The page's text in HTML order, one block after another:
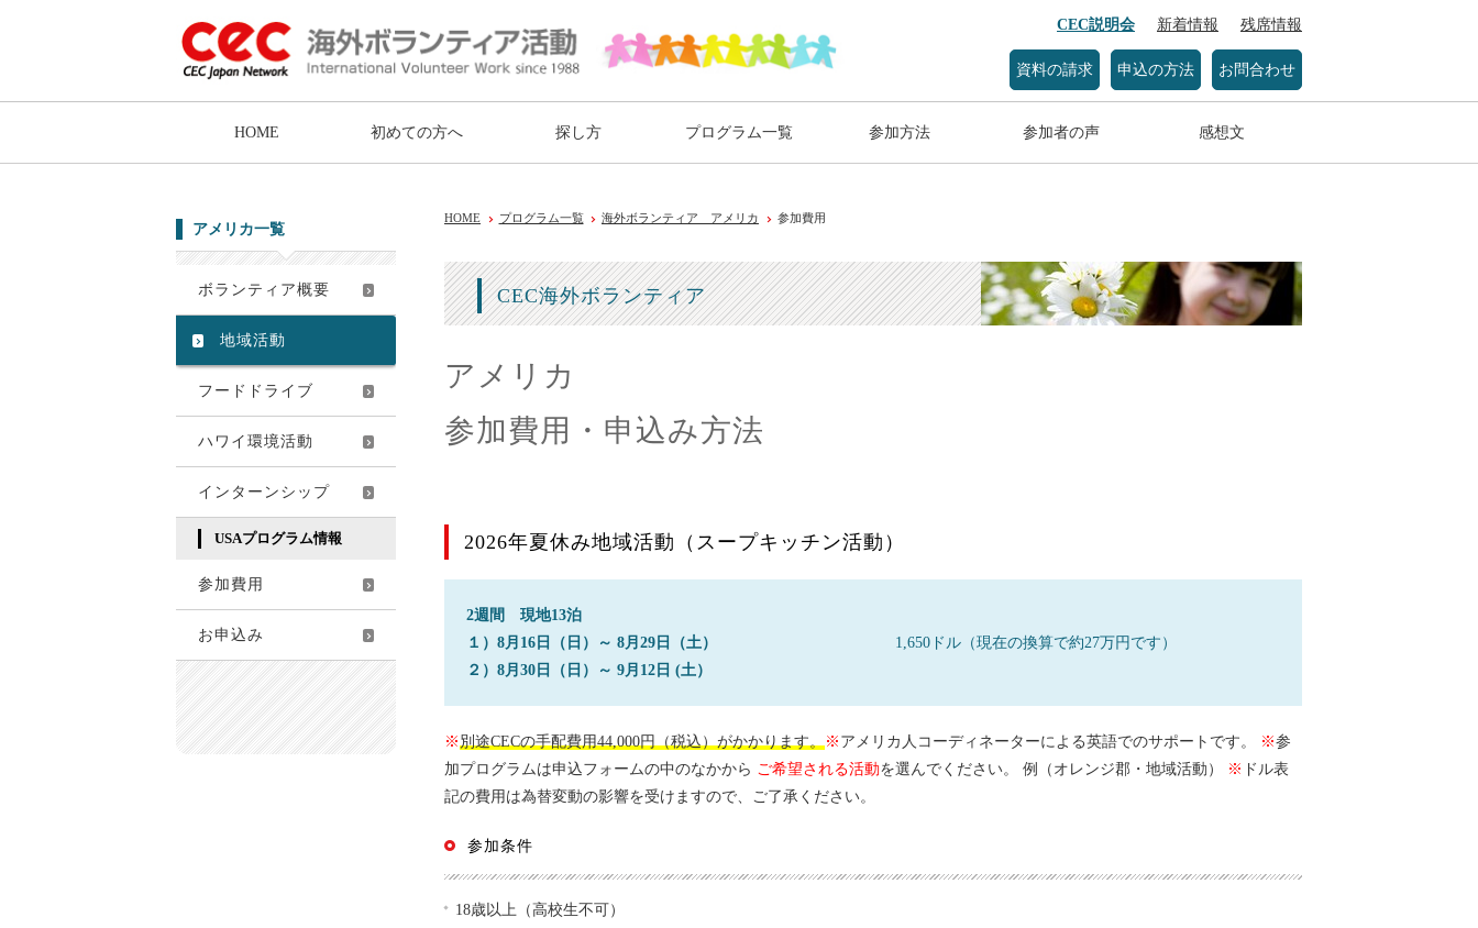
CEC説明会 新着情報 残席情報
資料の請求 申込の方法 お問合わせ
HOME 初めての方へ 探し方 プログラム一覧 参加方法 参加者の声 感想文
アメリカ一覧
ボランティア概要
地域活動
フードドライブ
ハワイ環境活動
インターンシップ
USAプログラム情報
参加費用
お申込み
HOME プログラム一覧 海外ボランティア アメリカ 参加費用
CEC海外ボランティア
アメリカ
参加費用・申込み方法
2026年夏休み地域活動（スープキッチン活動）
2週間 現地13泊
１）8月16日（日）～ 8月29日（土）
２）8月30日（日）～ 9月12日 (土）
1,650ドル（現在の換算で約27万円です）
※別途CECの手配費用44,000円（税込）がかかります。※ アメリカ人コーディネーターによる英語でのサポートです。 ※参
加プログラムは申込フォームの中のなかから ご希望される活動を選んでください。 例（オレンジ郡・地域活動） ※ ドル表
記の費用は為替変動の影響を受けますので、ご了承ください。
参加条件
18歳以上（高校生不可）